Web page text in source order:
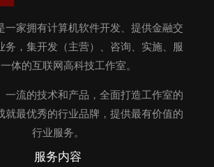
一家拥有计算机软件开发、提供金融交
务，集开发（主营）、咨询、实施、服
体的互联网高科技工作室。
一流的技术和产品，全面打造工作室的
就最优秀的行业品牌，提供最有价值的
行业服务。
服务内容